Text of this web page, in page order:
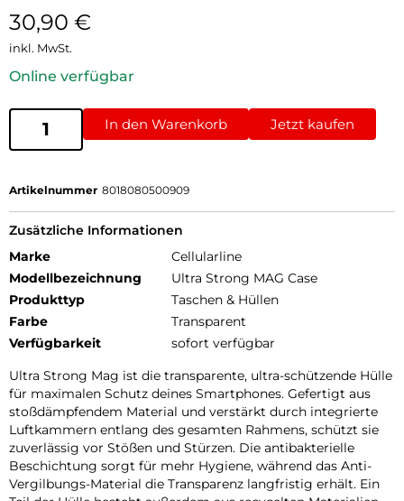
30,90 €
inkl. MwSt.
Online verfügbar
In den Warenkorb Jetzt kaufen
Artikelnummer 8018080500909
Zusätzliche Informationen
Marke
Cellularline
Modellbezeichnung
Ultra Strong MAG Case
Produkttyp
Taschen & Hüllen
Farbe
Transparent
Verfügbarkeit
sofort verfügbar
Ultra Strong Mag ist die transparente, ultra-schützende Hülle
für maximalen Schutz deines Smartphones. Gefertigt aus
stoßdämpfendem Material und verstärkt durch integrierte
Luftkammern entlang des gesamten Rahmens, schützt sie
zuverlässig vor Stößen und Stürzen. Die antibakterielle
Beschichtung sorgt für mehr Hygiene, während das Anti-
Vergilbungs-Material die Transparenz langfristig erhält. Ein